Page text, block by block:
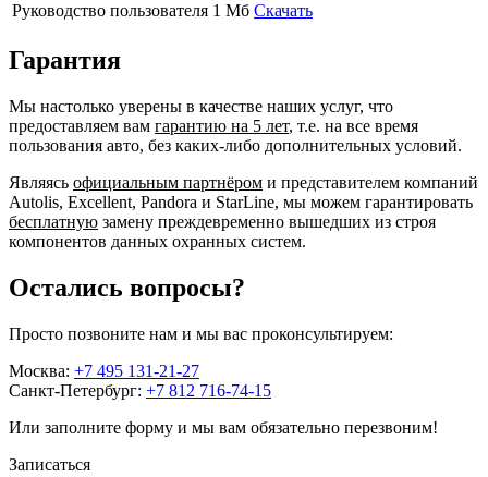
Руководство пользователя 1 Мб Скачать
Гарантия
Мы настолько уверены в качестве наших услуг, что
предоставляем вам гарантию на 5 лет, т.е. на все время
пользования авто, без каких-либо дополнительных условий.
Являясь официальным партнёром и представителем компаний
Autolis, Excellent, Pandora и StarLine, мы можем гарантировать
бесплатную замену преждевременно вышедших из строя
компонентов данных охранных систем.
Остались вопросы?
Просто позвоните нам и мы вас проконсультируем:
Москва: +7 495 131-21-27
Санкт-Петербург: +7 812 716-74-15
Или заполните форму и мы вам обязательно перезвоним!
Записаться